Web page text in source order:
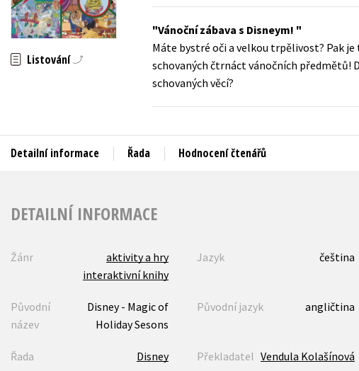
Auto - moto
Beletrie pro děti
Beletrie pro dospělé
Jazyky
Kalendáře
Kariéra a osobní rozvoj
Komiks
Listování
Vánoční zábava s Disneym!
Máte bystré oči a velkou trpělivost? Pak
schovaných čtrnáct vánočních předmětů!
schovaných věcí?
Detailní informace Řada Hodnocení čtenářů
DETAILNÍ INFORMACE
Žánr
aktivity a hry
interaktivní knihy
Jazyk čeština
Původní
název
Disney - Magic of
Holiday Sesons
Původní jazyk angličtina
Řada Disney Překladatel Vendula Kolašínová